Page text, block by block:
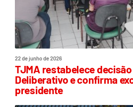
22 de junho de 2026
TJMA restabelece
Deliberativo e confirma
presidente